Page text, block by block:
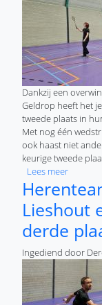
Dankzij een
Geldrop heeft het
tweede plaats in
Met nog één
ook haast niet
keurige tweede
Lees meerover
Lieshout
derde
Ingediend door